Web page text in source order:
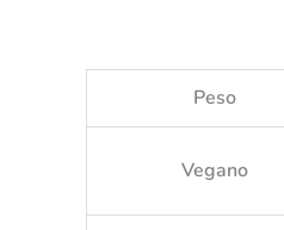
Peso
Vegano